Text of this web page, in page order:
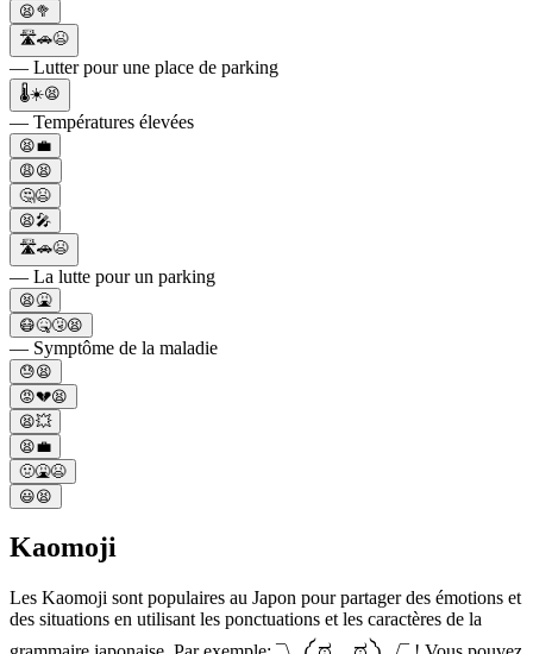
😫🥦
🛣🚗😫
— Lutter pour une place de parking
🌡☀️😫
— Températures élevées
😫💼
😩😫
🤔😫
😫🎤
🛣🚗😫
— La lutte pour un parking
😫🤮
😷🤒🤧😫
— Symptôme de la maladie
😓😫
😡💔😫
😫💥
😫💼
🤢🤮😫
😃😫
Kaomoji
Les Kaomoji sont populaires au Japon pour partager des émotions et
des situations en utilisant les ponctuations et les caractères de la